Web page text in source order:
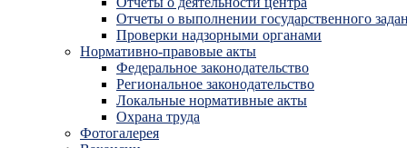
Отчеты о выполнении государственного
Проверки надзорными органами
Нормативно-правовые акты
Федеральное законодательство
Региональное законодательство
Локальные нормативные акты
Охрана труда
Фотогалерея